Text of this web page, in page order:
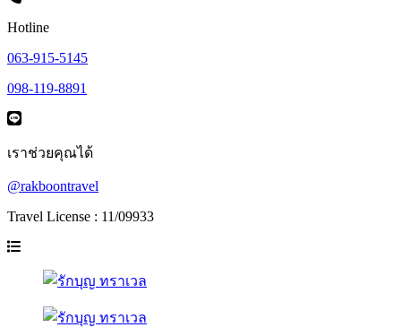
Hotline
063-915-5145
098-119-8891
เราช่วยคุณได้
@rakboontravel
Travel License : 11/09933